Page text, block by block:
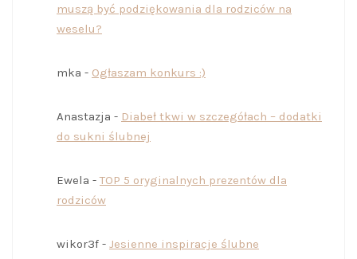
muszą być podziękowania dla rodziców na
weselu?
mka - Ogłaszam konkurs :)
Anastazja - Diabeł tkwi w szczegółach – dodatki
do sukni ślubnej
Ewela -TOP 5 oryginalnych prezentów dla
rodziców
wikor3f - Jesienne inspiracje ślubne